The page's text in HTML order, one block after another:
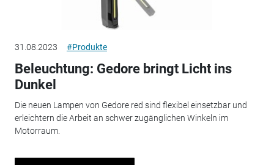
31.08.2023 #Produkte
Beleuchtung: Gedore bringt Licht ins
Dunkel
Die neuen Lampen von Gedore red sind flexibel einsetzbar und
erleichtern die Arbeit an schwer zugänglichen Winkeln im
Motorraum.